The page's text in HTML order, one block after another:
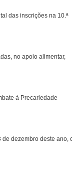
das inscrições na 10.ª
no apoio alimentar,
à Precariedade
de dezembro deste ano,